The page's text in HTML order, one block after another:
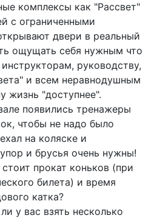
комплексы как "Рассвет"
с ограниченными
двери в реальный
ощущать себя нужным что
руководству,
и всем неравнодушным
"доступнее".
появились тренажеры
чтобы не надо было
на коляске и
и брусья очень нужны!
прокат коньков (при
билета) и время
катка?
у вас взять несколько